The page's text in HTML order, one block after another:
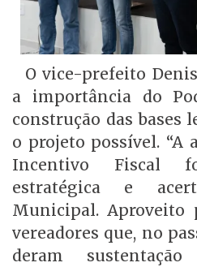
O vice-prefeito
a importância do
construção das bases
o projeto possível. “A
Incentivo Fiscal
estratégica e
Municipal. Aproveito
vereadores que, no
deram